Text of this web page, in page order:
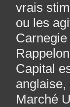
vrais
ou les
Capital
anglaise,
Marché